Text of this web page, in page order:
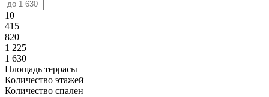
10
415
820
1 225
1 630
Площадь террасы
Количество этажей
Количество спален